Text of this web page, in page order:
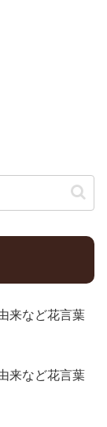
来など花言葉
来など花言葉